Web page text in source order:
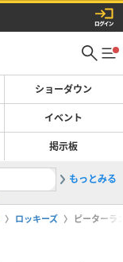
ショーダウン
イベント
掲示板
2最強選
もっとみる
ロッキーズ ピーターラ